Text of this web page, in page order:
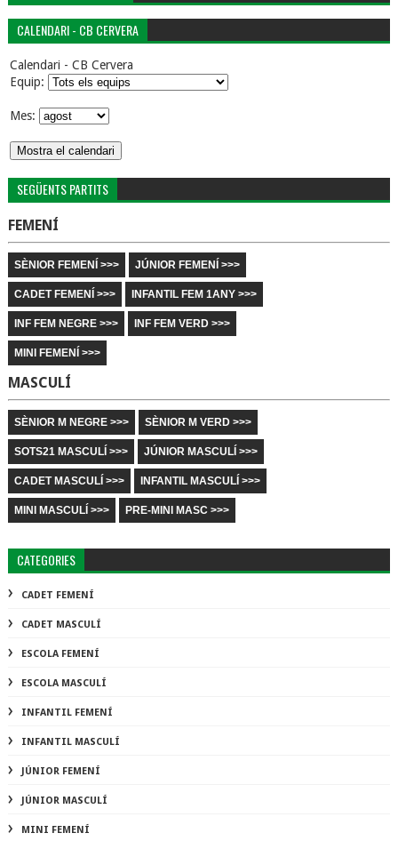
CALENDARI - CB CERVERA
Calendari - CB Cervera
Equip:
Mes:
SEGÜENTS PARTITS
FEMENÍ
SÈNIOR FEMENÍ >>> JÚNIOR FEMENÍ >>>
CADET FEMENÍ >>> INFANTIL FEM 1ANY >>>
INF FEM NEGRE >>> INF FEM VERD >>>
MINI FEMENÍ >>>
MASCULÍ
SÈNIOR M NEGRE >>> SÈNIOR M VERD >>>
SOTS21 MASCULÍ >>> JÚNIOR MASCULÍ >>>
CADET MASCULÍ >>> INFANTIL MASCULÍ >>>
MINI MASCULÍ >>> PRE-MINI MASC >>>
CATEGORIES
CADET FEMENÍ
CADET MASCULÍ
ESCOLA FEMENÍ
ESCOLA MASCULÍ
INFANTIL FEMENÍ
INFANTIL MASCULÍ
JÚNIOR FEMENÍ
JÚNIOR MASCULÍ
MINI FEMENÍ